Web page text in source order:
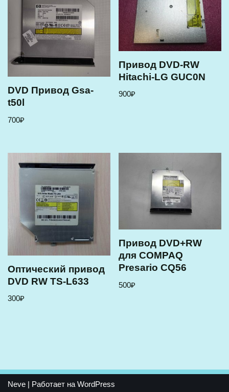
DVD Привод Gsa-
t50l
700₽
Привод DVD-RW
Hitachi-LG GUC0N
900₽
Оптический привод
DVD RW TS-L633
300₽
Привод DVD+RW
для COMPAQ
Presario CQ56
500₽
Neve | Работает на WordPress